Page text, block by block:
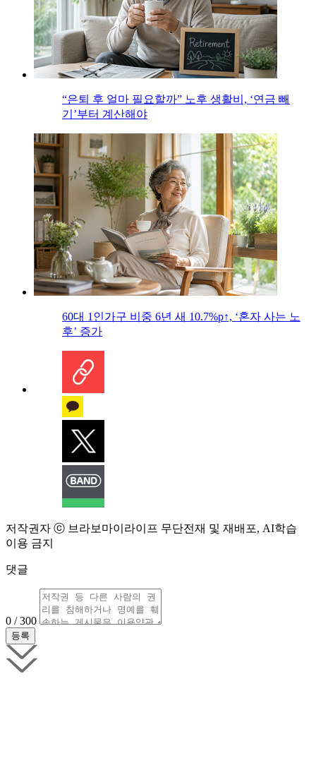
“은퇴 후 얼마 필요할까” 노후 생활비, ‘연금 빼
기’부터 계산해야
60대 1인가구 비중 6년 새 10.7%p↑, ‘혼자 사는 노
후’ 증가
저작권자 ⓒ 브라보마이라이프 무단전재 및 재배포, AI학습
이용 금지
댓글
0 / 300